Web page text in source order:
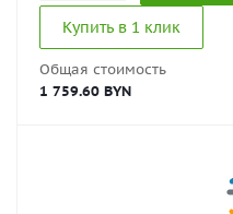
Купить в 1 клик
Общая стоимость
1 759.60 BYN